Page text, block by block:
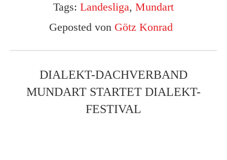
Tags: Landesliga, Mundart
Geposted von Götz Konrad
DIALEKT-DACHVERBAND
MUNDART STARTET DIALEKT-
FESTIVAL